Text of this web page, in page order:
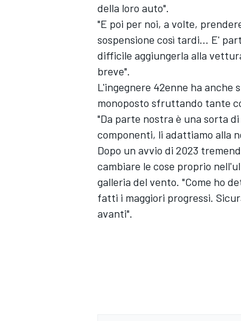
MONOMARCA
della loro auto".
"E poi per noi, a volte,
sospensione così tardi... E'
difficile aggiungerla alla
breve".
L'ingegnere 42enne ha anche
monoposto sfruttando tante
"Da parte nostra è una sorta
componenti, li adattiamo alla
Dopo un avvio di 2023
cambiare le cose proprio
galleria del vento. "Come ho
fatti i maggiori progressi.
avanti".